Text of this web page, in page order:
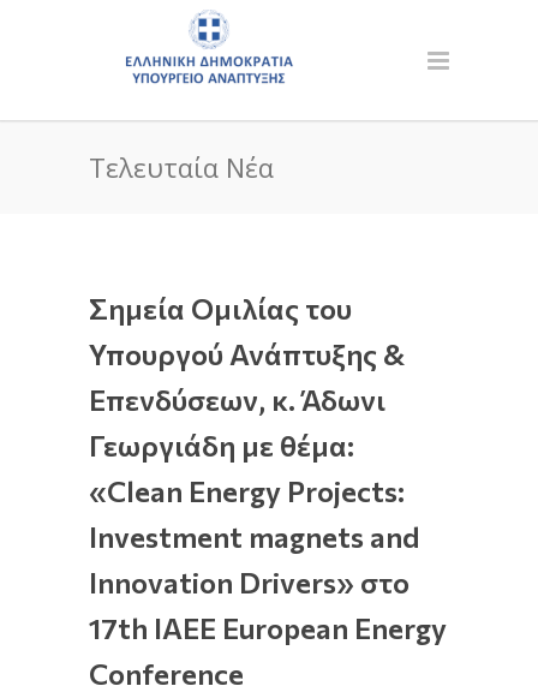
Τελευταία Νέα
Σημεία Ομιλίας του
Υπουργού Ανάπτυξης &
Επενδύσεων, κ. Άδωνι
Γεωργιάδη με θέμα:
«Clean Energy Projects:
Investment magnets and
Innovation Drivers» στο
17th IAEE European Energy
Conference